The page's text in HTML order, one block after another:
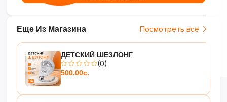
Еще Из Магазина Посмотреть все
ДЕТСКИЙ ШЕЗЛОНГ
(0)
500.00с.